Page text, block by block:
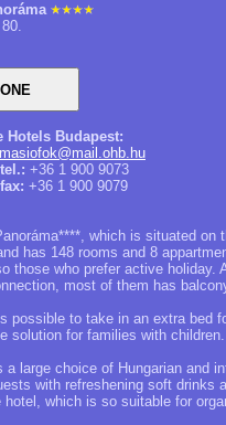
Hotels Budapest:
+36 1 900 9073
+36 1 900 9079
which is situated
has 148 rooms and 8
those who prefer active holiday.
most of them has
possible to take in an extra bed
solution for families with children.
a large choice of Hungarian and
with refreshening soft
hotel, which is so suitable for